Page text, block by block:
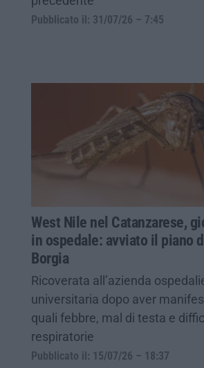
Pubblicato il: 31/07/26 – 7:45
West Nile nel Catanzarese,
in ospedale: avviato il piano
Borgia
Ricoverata all’azienda
universitaria dopo aver
quali febbre, mal di testa e
respiratorie
Pubblicato il: 15/07/26 – 18:37